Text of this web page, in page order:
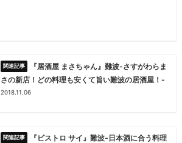
『居酒屋 まさちゃん』難波-さすがわらま
さの新店！どの料理も安くて旨い難波の居酒屋！-
2018.11.06
『ビストロ サイ』難波-日本酒に合う料理